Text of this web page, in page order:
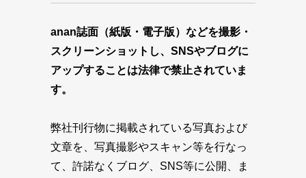
anan誌面（紙版・電子版）などを撮影・
スクリーンショットし、SNSやブログに
アップすることは法律で禁止されていま
す。
弊社刊行物に掲載されている写真および
文章を、写真撮影やスキャン等を行なっ
て、許諾なくブログ、SNS等に公開、ま